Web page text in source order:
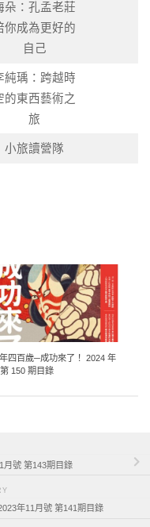
朵：孔孟老莊
你成為更好的
自己
純瑀：跨越時
的東西藝術之
旅
小旅讀營隊
四百歲─成功來了！ 2024 年
150 期目錄
月號 第143期目錄
年11月號 第141期目錄